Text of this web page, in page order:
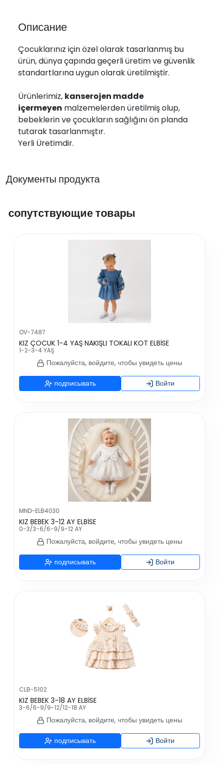
Описание
Çocuklarınız için özel olarak tasarlanmış bu
ürün, dünya çapında geçerli üretim ve güvenlik
standartlarına uygun olarak üretilmiştir.
Ürünlerimiz, kanserojen madde
içermeyen malzemelerden üretilmiş olup,
bebeklerin ve çocukların sağlığını ön planda
tutarak tasarlanmıştır.
Yerli Üretimdir.
Документы продукта
сопутствующие товары
OV-7487
KIZ ÇOCUK 1-4 YAŞ NAKIŞLI TOKALI KOT ELBİSE
1-2-3-4 YAŞ
Пожалуйста, войдите, чтобы увидеть цены
подписывать Войти
MND-ELB4030
KIZ BEBEK 3-12 AY ELBİSE
0-3/3-6/6-9/9-12 AY
Пожалуйста, войдите, чтобы увидеть цены
подписывать Войти
CLB-5102
KIZ BEBEK 3-18 AY ELBİSE
3-6/6-9/9-12/12-18 AY
Пожалуйста, войдите, чтобы увидеть цены
подписывать Войти